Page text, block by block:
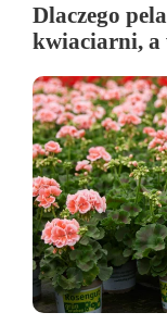
Dlaczego
kwiaciarni, a